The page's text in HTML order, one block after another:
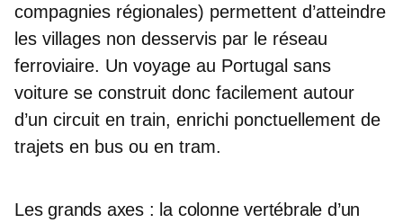
compagnies régionales) permettent d’atteindre
les villages non desservis par le réseau
ferroviaire. Un voyage au Portugal sans
voiture se construit donc facilement autour
d’un circuit en train, enrichi ponctuellement de
trajets en bus ou en tram.
Les grands axes : la colonne vertébrale d’un